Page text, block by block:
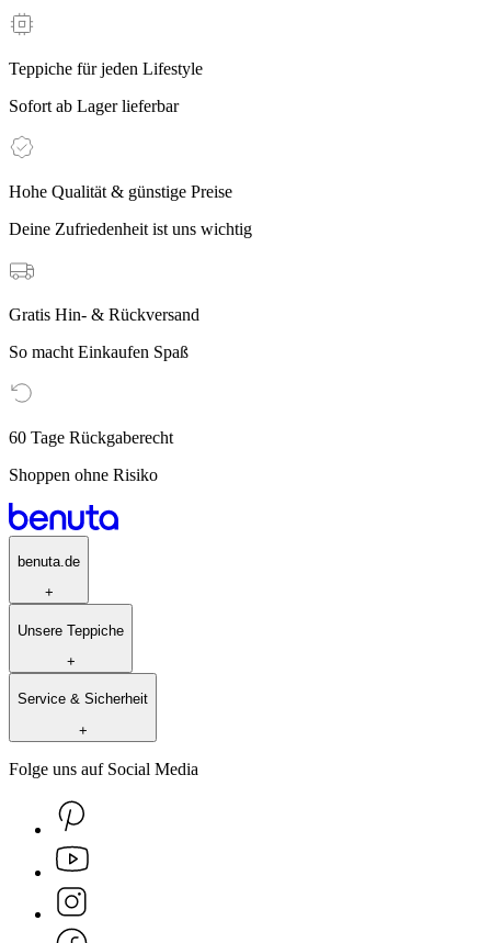
Teppiche für jeden Lifestyle
Sofort ab Lager lieferbar
Hohe Qualität & günstige Preise
Deine Zufriedenheit ist uns wichtig
Gratis Hin- & Rückversand
So macht Einkaufen Spaß
60 Tage Rückgaberecht
Shoppen ohne Risiko
benuta.de
+
Unsere Teppiche
+
Service & Sicherheit
+
Folge uns auf Social Media